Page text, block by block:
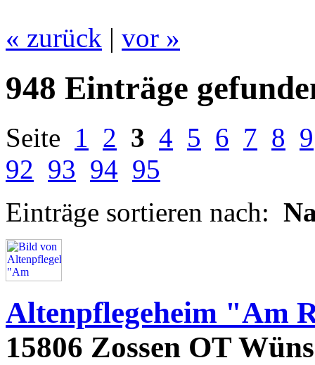
« zurück | vor »
948 Einträge
Seite 1 2 3 4 5 6 7 8 9
92 93 94 95
Einträge sortieren nach:
Altenpflegeheim "Am
15806 Zossen OT